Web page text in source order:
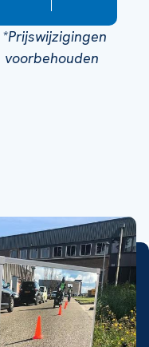
*Prijswijzigingen
voorbehouden